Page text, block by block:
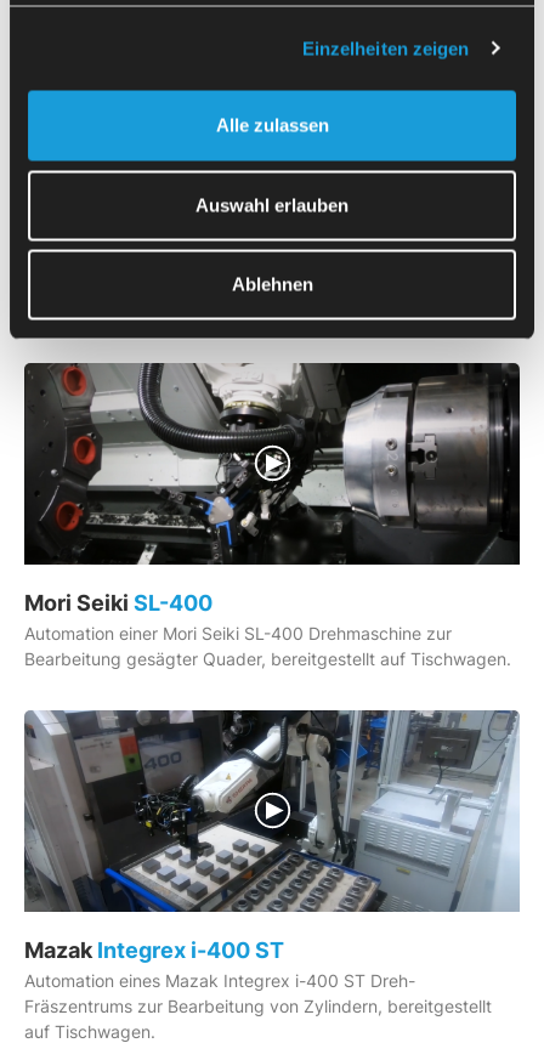
Einzelheiten zeigen
Alle zulassen
Auswahl erlauben
Ablehnen
Automation eines DMG Mori CTX beta 1250 TC Dreh-
Fräszentrums zur Bearbeitung von Gussteilen, bereitgestellt
auf Tischwagen.
Mori Seiki SL-400
Automation einer Mori Seiki SL-400 Drehmaschine zur
Bearbeitung gesägter Quader, bereitgestellt auf Tischwagen.
Mazak Integrex i-400 ST
Automation eines Mazak Integrex i-400 ST Dreh-
Fräszentrums zur Bearbeitung von Zylindern, bereitgestellt
auf Tischwagen.